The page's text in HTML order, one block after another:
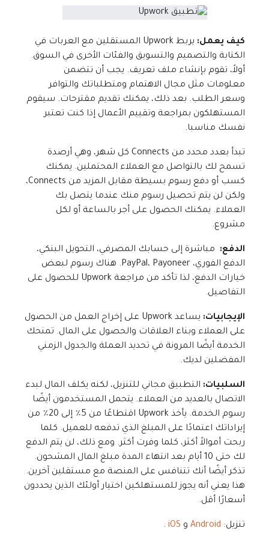
كيف يعمل:
يربط Upwork المستقلين مع العربات في
الكتابة والتصميم والتسويق والفئات الأخرى في السوق.
أولاً، تقوم بإنشاء ملف تعريف. يجب أن تتضمن
معلومات مثل مجال الاهتمام ومتطلباتك والتوافر
وسعر الطلب. بعد ذلك، يمكنك تقديم مقترحات. سيقوم
المستهلكون بمراجعة وتقييم الأعمال إذا كنت تعتبر
نفسك مناسبا.
تبدأ بعدد محدد من Connects كل شهر، وهي أرصدة
تسمح لك بالتواصل مع العملاء المحتملين. يمكنك
كسب أو دفع رسوم بسيطة مقابل المزيد من Connects،
ولكن لن يتم تحصيل رسوم منك عندما يتصل بك
العملاء. يمكنك الحصول على أجر بالساعة أو لكل
مشروع.
الدفع: مباشرة إلى حسابك المصرفي، التحويل البنكي،
الدفع الفوري، PayPal، Payoneer. هناك رسوم لبعض
خيارات الدفع، لذا تأكد من مراجعة Upwork للحصول على
التفاصيل.
الإيجابيات:
يساعد Upwork على إخراج العمل من الحصول
على العملاء وبناء العلاقات والحصول على المال. تمنحك
الخدمة أيضًا المرونة في تحديد العملة والجدول الزمني
المفضلين لديك.
السلبيات: التطبيق مجاني للتنزيل، لكنه يكلف المال لبدء
الاتصال بالعديد من العملاء. يتحمل المستخدمون أيضًا
رسوم الخدمة. يأخذ Upwork اقتطاعًا من 5٪ إلى 20٪ من
إيراداتك اعتمادًا على المبلغ الذي تدفعه للعميل. كلما
ربحت أموالاً أكثر، كلما وفرت أكثر. ومع ذلك، لن يتم الدفع
لك حتى 10 أيام بعد انتهاء المدة مبلغ المال المشحون.
تذكر أيضًا أنك تتنافس على المنصة مع مستقلين آخرين.
هذا يعني أنه يجوز للمستهلكين اختيار أولئك الذين يحددون
أسعارًا أقل.
تنزيل: Android و iOS
.